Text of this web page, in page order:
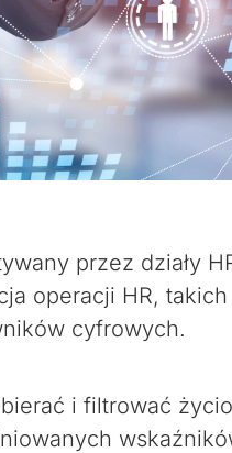
przez działy
operacji HR,
cyfrowych.
i filtrować